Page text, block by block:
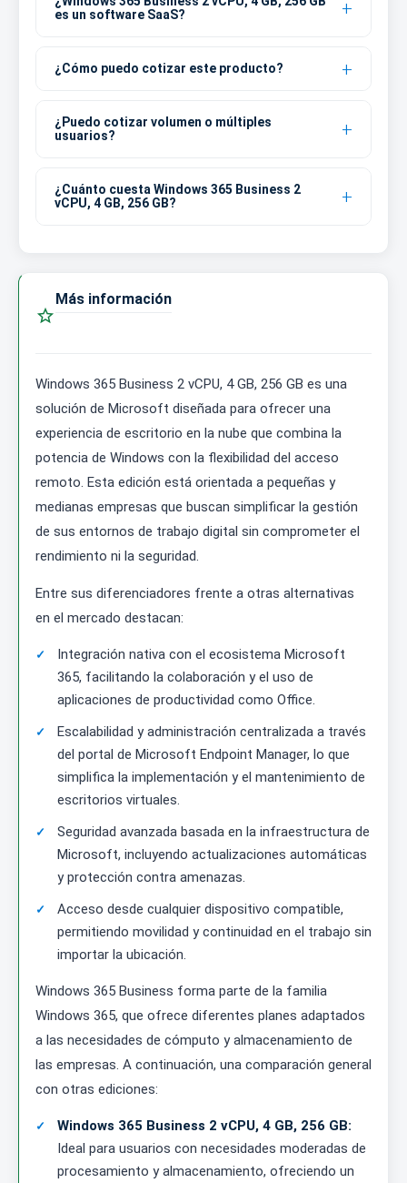
es un software SaaS?
¿Cómo puedo cotizar este producto?
¿Puedo cotizar volumen o múltiples
usuarios?
¿Cuánto cuesta Windows 365 Business 2
vCPU, 4 GB, 256 GB?

Más información
Windows 365 Business 2 vCPU, 4 GB, 256 GB es una
solución de Microsoft diseñada para ofrecer una
experiencia de escritorio en la nube que combina la
potencia de Windows con la flexibilidad del acceso
remoto. Esta edición está orientada a pequeñas y
medianas empresas que buscan simplificar la gestión
de sus entornos de trabajo digital sin comprometer el
rendimiento ni la seguridad.
Entre sus diferenciadores frente a otras alternativas
en el mercado destacan:
Integración nativa con el ecosistema Microsoft
365, facilitando la colaboración y el uso de
aplicaciones de productividad como Office.
Escalabilidad y administración centralizada a través
del portal de Microsoft Endpoint Manager, lo que
simplifica la implementación y el mantenimiento de
escritorios virtuales.
Seguridad avanzada basada en la infraestructura de
Microsoft, incluyendo actualizaciones automáticas
y protección contra amenazas.
Acceso desde cualquier dispositivo compatible,
permitiendo movilidad y continuidad en el trabajo sin
importar la ubicación.
Windows 365 Business forma parte de la familia
Windows 365, que ofrece diferentes planes adaptados
a las necesidades de cómputo y almacenamiento de
las empresas. A continuación, una comparación general
con otras ediciones:
Windows 365 Business 2 vCPU, 4 GB, 256 GB:
Ideal para usuarios con necesidades moderadas de
procesamiento y almacenamiento, ofreciendo un